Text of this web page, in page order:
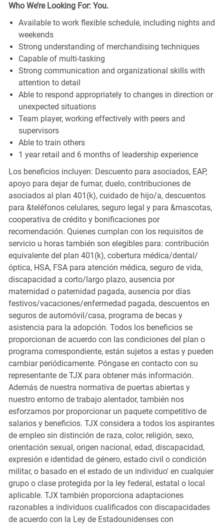
Who We’re Looking For: You.
Available to work flexible schedule, including nights and
weekends
Strong understanding of merchandising techniques
Capable of multi-tasking
Strong communication and organizational skills with
attention to detail
Able to respond appropriately to changes in direction or
unexpected situations
Team player, working effectively with peers and
supervisors
Able to train others
1 year retail and 6 months of leadership experience
Los beneficios incluyen: Descuento para asociados, EAP,
apoyo para dejar de fumar, duelo, contribuciones de
asociados al plan 401(k), cuidado de hijo/a, descuentos
para &teléfonos celulares, seguro legal y para &mascotas,
cooperativa de crédito y bonificaciones por
recomendación. Quienes cumplan con los requisitos de
servicio u horas también son elegibles para: contribución
equivalente del plan 401(k), cobertura médica/dental/
óptica, HSA, FSA para atención médica, seguro de vida,
discapacidad a corto/largo plazo, ausencia por
maternidad o paternidad pagada, ausencia por días
festivos/vacaciones/enfermedad pagada, descuentos en
seguros de automóvil/casa, programa de becas y
asistencia para la adopción. Todos los beneficios se
proporcionan de acuerdo con las condiciones del plan o
programa correspondiente, están sujetos a estas y pueden
cambiar periódicamente. Póngase en contacto con su
representante de TJX para obtener más información.
Además de nuestra normativa de puertas abiertas y
nuestro entorno de trabajo alentador, también nos
esforzamos por proporcionar un paquete competitivo de
salarios y beneficios. TJX considera a todos los aspirantes
de empleo sin distinción de raza, color, religión, sexo,
orientación sexual, origen nacional, edad, discapacidad,
expresión e identidad de género, estado civil o condición
militar, o basado en el estado de un individuo' en cualquier
grupo o clase protegida por la ley federal, estatal o local
aplicable. TJX también proporciona adaptaciones
razonables a individuos cualificados con discapacidades
de acuerdo con la Ley de Estadounidenses con